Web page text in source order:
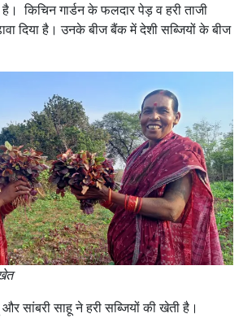
है। किचिन गार्डन के फलदार पेड़ व हरी ताजी
दिया है। उनके बीज बैंक में देशी सब्जियों के बीज
सांबरी साहू ने हरी सब्जियों की खेती है।